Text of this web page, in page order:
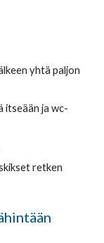
yhtä paljon
itseään ja wc-
retken